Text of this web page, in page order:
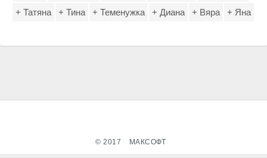
+ Татяна
+ Тина + Теменужка + Диана + Вяра + Яна
© 2017 МАКСОФТ